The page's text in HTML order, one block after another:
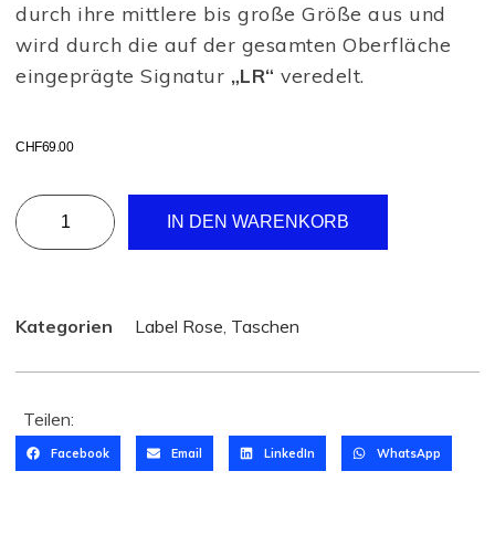
durch ihre mittlere bis große Größe aus und
wird durch die auf der gesamten Oberfläche
eingeprägte Signatur „LR“ veredelt.
CHF69.00
IN DEN WARENKORB
Kategorien Label Rose, Taschen
Teilen:
Facebook Email LinkedIn WhatsApp